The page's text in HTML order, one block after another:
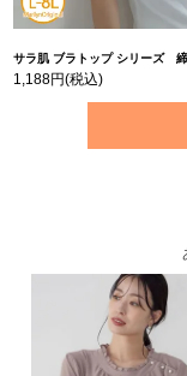
サラ肌 ブラトップ シリーズ 締め付けない リブ タンクトップ | 大きいサイズ
1,188円(税込)